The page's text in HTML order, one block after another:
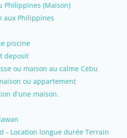
Philippines (Maison)
aux Philippines
piscine
deposit
ou maison au calme Cebu
ou appartement
d'une maison.
- Location longue durée Terrain